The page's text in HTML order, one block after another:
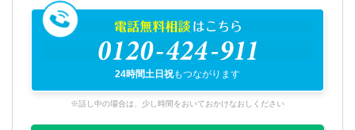
電話無料相談はこちら
0120-424-911
24時間土日祝もつながります
※話し中の場合は、少し時間をおいておかけなおしください